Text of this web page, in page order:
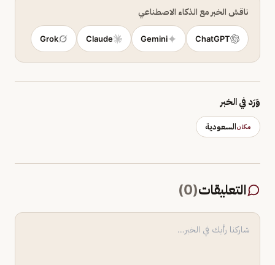
ناقش الخبر مع الذكاء الاصطناعي
ChatGPT
Gemini
Claude
Grok
وَرَد في الخبر
مكانالسعودية
التعليقات(
0
)